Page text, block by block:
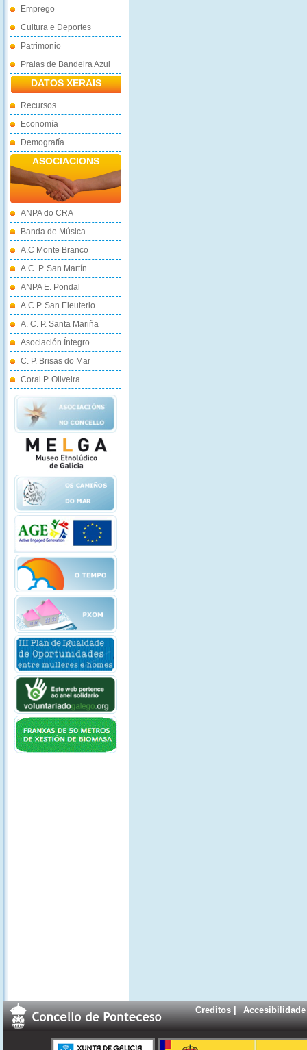
Emprego
Cultura e Deportes
Patrimonio
Praias de Bandeira Azul
DATOS XERAIS
Recursos
Economía
Demografía
ASOCIACIONS
ANPA do CRA
Banda de Música
A.C Monte Branco
A.C. P. San Martín
ANPA E. Pondal
A.C.P. San Eleuterio
A. C. P. Santa Mariña
Asociación Íntegro
C. P. Brisas do Mar
Coral P. Oliveira
Creditos| Accesibilidade